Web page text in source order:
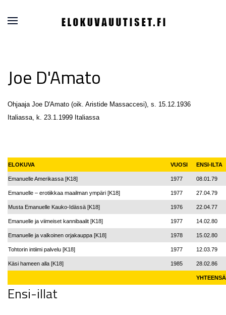
Joe D'Amato
Ohjaaja Joe D'Amato (oik. Aristide Massaccesi), s. 15.12.1936
Italiassa, k. 23.1.1999 Italiassa
ELOKUVA VUOSI ENSI-ILTA
Emanuelle Amerikassa [K18] 1977 08.01.79
Emanuelle – erotiikkaa maailman ympäri [K18] 1977 27.04.79
Musta Emanuelle Kauko-Idässä [K18] 1976 22.04.77
Emanuelle ja viimeiset kannibaalit [K18] 1977 14.02.80
Emanuelle ja valkoinen orjakauppa [K18] 1978 15.02.80
Tohtorin intiimi palvelu [K18] 1977 12.03.79
Käsi hameen alla [K18] 1985 28.02.86
Ensi-illat